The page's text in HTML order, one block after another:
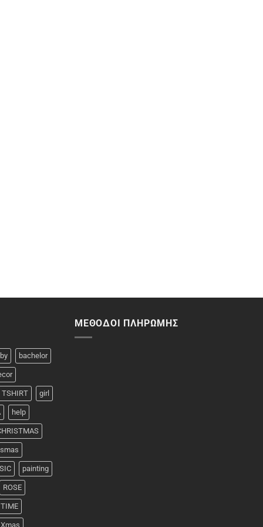
bachelor
TSHIRT girl
help
painting
ROSE
TIME
Xmas
ΜΈΘΟΔΟΙ ΠΛΗΡΩΜΉΣ